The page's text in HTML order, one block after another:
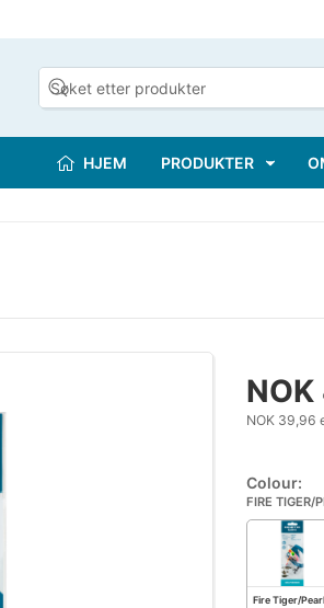
HJEM PRODUKTER
NOK 39,96
Colour:
FIRE TIGER/
Fire Tiger/Pearl